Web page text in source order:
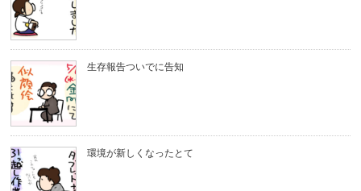
生存報告ついでに告知
環境が新しくなったとて